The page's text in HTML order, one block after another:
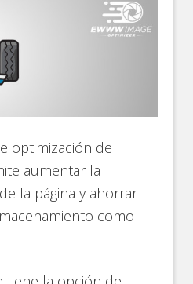
optimización de
aumentar la
la página y ahorrar
como